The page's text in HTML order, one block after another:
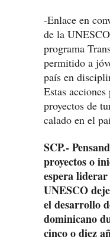
-Enlace en
de la
programa
permitido a
país en
Estas
proyectos de
calado en el
SCP.-
proyectos o
espera
UNESCO
el desarrollo
dominicano
cinco o diez